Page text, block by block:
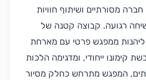
מסורתיים ושיתוף חוויות
רגועה. קבוצה קטנה של
ליהנות ממפגש פרטי עם מארחת
קימונו ייחודי, ומדגימה הלכות
המפגש מתרחש כחלק מסיור